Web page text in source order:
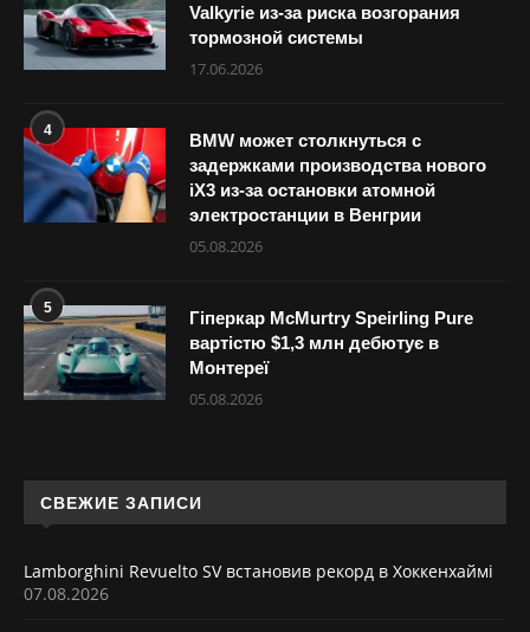
Valkyrie из-за риска возгорания
тормозной системы
17.06.2026
4
BMW может столкнуться с
задержками производства нового
iX3 из-за остановки атомной
электростанции в Венгрии
05.08.2026
5
Гіперкар McMurtry Speirling Pure
вартістю $1,3 млн дебютує в
Монтереї
05.08.2026
СВЕЖИЕ ЗАПИСИ
Lamborghini Revuelto SV встановив рекорд в Хоккенхаймі
07.08.2026